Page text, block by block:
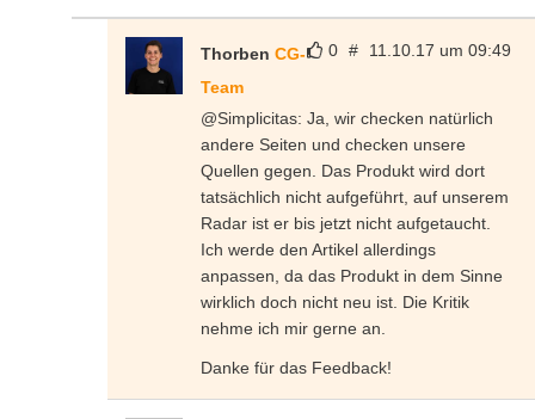
0 # 11.10.17 um 09:49
Thorben CG-
Team
@Simplicitas: Ja, wir checken natürlich
andere Seiten und checken unsere
Quellen gegen. Das Produkt wird dort
tatsächlich nicht aufgeführt, auf unserem
Radar ist er bis jetzt nicht aufgetaucht.
Ich werde den Artikel allerdings
anpassen, da das Produkt in dem Sinne
wirklich doch nicht neu ist. Die Kritik
nehme ich mir gerne an.
Danke für das Feedback!